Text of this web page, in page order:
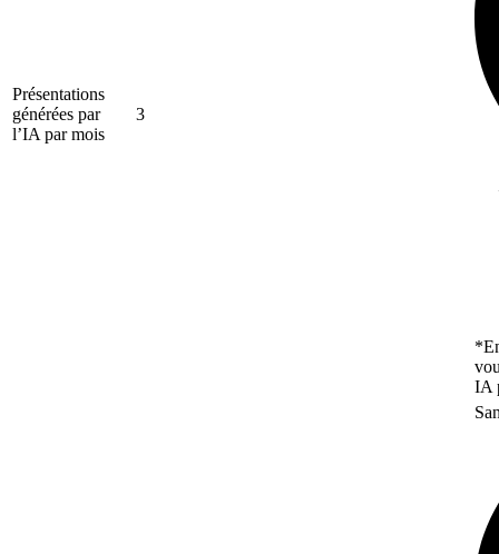
Présentations
générées par
l’IA par mois
3
IA